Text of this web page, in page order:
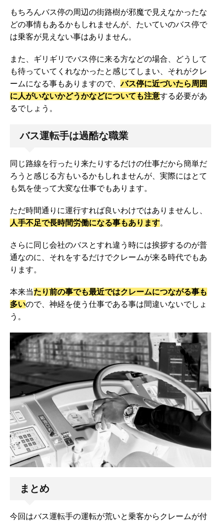
もちろんバス停の周辺の街路樹が邪魔で見えなかったな
どの事情もあるかもしれませんが、たいていのバス停で
は乗客が見えない事はありません。
また、ギリギリでバス停に来る方などの場合、どうして
も待っていてくれなかったと感じてしまい、それがクレ
ームになる事もありますので、バス停に近づいたら周囲
に人がいないかどうかなどについても注意する必要があ
るでしょう。
バス運転手は過酷な職業
同じ路線を行ったり来たりするだけの仕事だから簡単だ
ろうと感じる方もいるかもしれませんが、実際にはとて
も気を使って大変な仕事でもあります。
ただ時間通りに運行すれば良いわけではありませんし、
人手不足で長時間労働になる事もあります。
さらに同じ会社のバスとすれ違う時には挨拶するのが普
通なのに、それをするだけでクレームが来る時代でもあ
ります。
本来当たり前の事でも最近ではクレームにつながる事も
多いので、神経を使う仕事である事は間違いないでしょ
う。
まとめ
今回はバス運転手の運転が荒いと乗客からクレームが付